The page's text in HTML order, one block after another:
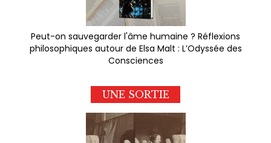
Peut-on sauvegarder l'âme humaine ? Réflexions
philosophiques autour de Elsa Malt : L’Odyssée des
Consciences
UNE SORTIE